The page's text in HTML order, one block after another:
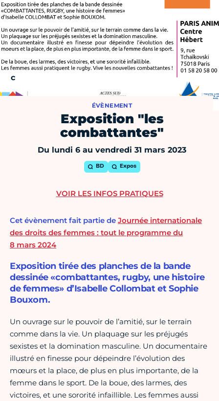
ÉVÈNEMENT
Exposition "les
combattantes"
Du lundi 6 au vendredi 31 mars 2023
BD Expos
Cet évènement fait partie de Journée internationale
des droits des femmes : tout le programme du
8 mars 2024
Exposition tirée des planches de la bande
dessinée «combattantes, rugby, une histoire
de femmes» d’Isabelle Collombat et Sophie
Bouxom.
Un ouvrage sur le pouvoir de l’amitié, sur le terrain
comme dans la vie. Un plaquage sur les préjugés
sexistes et la domination masculine. Un documentaire
illustré en finesse pour dépeindre l’évolution des
mœurs et la place, de plus en plus importante, de la
femme dans le sport. De la boue, des larmes, des
victoires, et une sororité infaillible. Les femmes aussi
VOIR LES INFOS PRATIQUES